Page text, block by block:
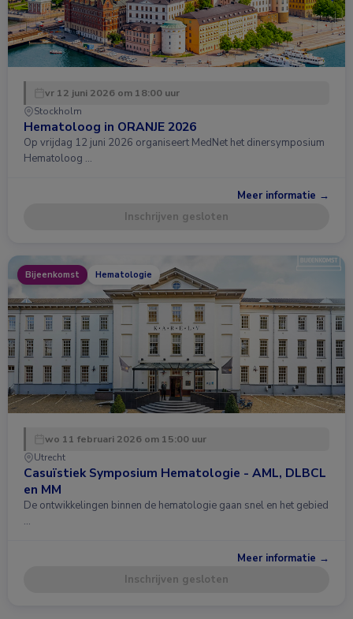
vr 12 juni 2026 om 18:00 uur
Stockholm
Hematoloog in ORANJE 2026
Op vrijdag 12 juni 2026 organiseert MedNet het dinersymposium
Hematoloog …
Meer informatie →
Inschrijven gesloten
Bijeenkomst Hematologie
wo 11 februari 2026 om 15:00 uur
Utrecht
Casuïstiek Symposium Hematologie - AML, DLBCL
en MM
De ontwikkelingen binnen de hematologie gaan snel en het gebied
…
Meer informatie →
Inschrijven gesloten